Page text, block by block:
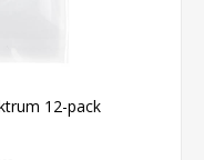
12-pack